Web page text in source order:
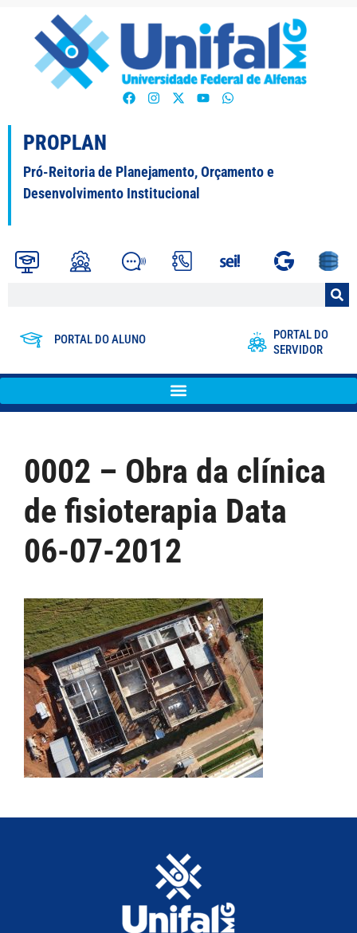
PROPLAN
Pró-Reitoria de Planejamento, Orçamento e
Desenvolvimento Institucional
PORTAL DO ALUNO
PORTAL DO
SERVIDOR
0002 – Obra da clínica
de fisioterapia Data
06-07-2012